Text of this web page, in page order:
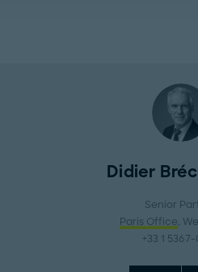
Didier
Senior
Paris Office,
+33 1